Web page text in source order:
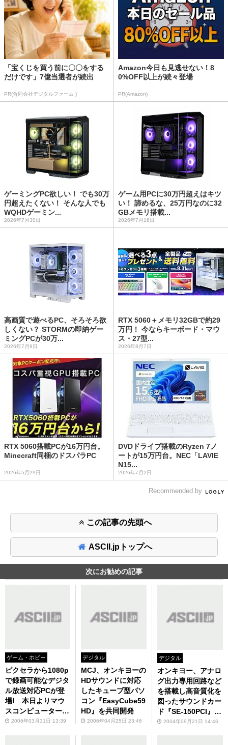
「宝くじを買う前に〇〇をする
だけです」7億当選者が続出
PR(合同会社デジタルファーム )
Amazon今日も見逃せない！8
0%OFF以上が続々登場
PR(Amazon)
ゲーミングPC欲しい！ でも30万
円超えたくない！ そんな人でも
WQHDゲーミン...
2026年7月30日
ゲーム用PCに30万円超えはキツ
い！ 諦めるな、25万円なのに32
GBメモリ搭載...
2026年7月16日
高画質で遊べるPC、そろそろ欲
しくない？ STORMの即納ゲー
ミングPCが30万...
2026年7月9日
RTX 5060＋メモリ32GBで約29
万円！ 今ならキーボード・マウ
ス・27型...
2026年8月7日
RTX 5060搭載PCが16万円台。
Minecraft同梱のドスパラPC
2026年5月29日
DVDドライブ搭載のRyzen 7ノ
ートが15万円台。NEC「LAVIE
N15...
2026年7月2日
Recommended by
この記事の先頭へ
ASCII.jpトップへ
次にお勧めの記事
ゲーム・ホビー
ピクセラから1080p
で録画可能なデジタ
ル放送対応PCが登
場! 本日よりマウ
スコンピューターダ
イレクトショップで
展示開始!
2006年03月31日 13:39
デジタル
MCJ、オンキヨーの
HDサウンドに対応
したキューブ型パソ
コン『EasyCube59
HD』を共同開発
2006年04月25日 23:46
デジタル
オンキヨー、アナロ
グ出力専用回路など
を搭載し高音質化を
図ったサウンドカー
ド『SE-150PCI』を
発売2004年09月21日 14:46